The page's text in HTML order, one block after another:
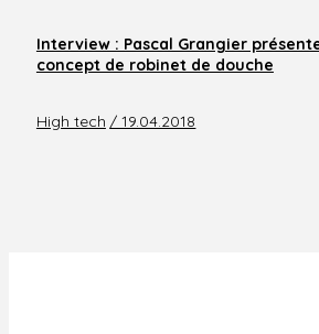
Interview : Pascal Grangier
concept de robinet de douche
High tech / 19.04.2018